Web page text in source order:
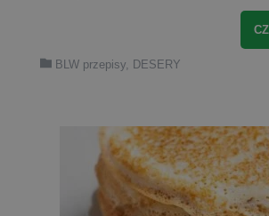
BLW przepisy, DESERY